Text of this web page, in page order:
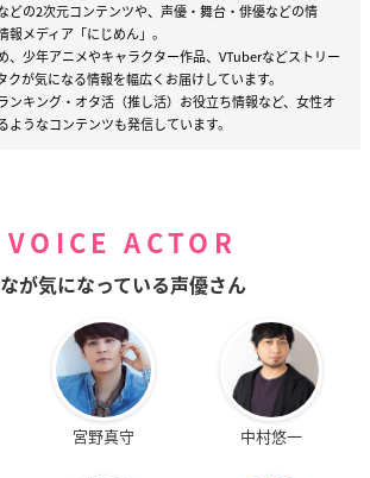
どの2次元コンテンツや、声優・舞台・俳優などの情
メディア「にじめん」。
、少年アニメやキャラクター作品、VTuberなどストリー
クが気になる情報を幅広くお届けしています。
ンキング・オタ活（推し活）お役立ち情報など、女性オ
ようなコンテンツも発信しています。
VOICE ACTOR
が気になっている声優さん
宮野真守 中村悠一